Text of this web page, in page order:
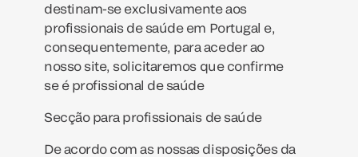
destinam-se exclusivamente aos
profissionais de saúde em Portugal e,
consequentemente, para aceder ao
nosso site, solicitaremos que confirme
se é profissional de saúde
Secção para profissionais de saúde
De acordo com as nossas disposições da